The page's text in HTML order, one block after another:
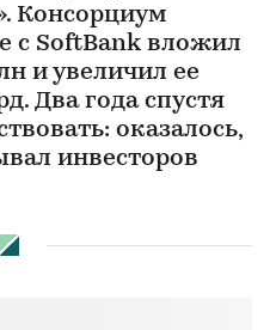
Консорциум
с SoftBank вложил
и увеличил ее
Два года спустя
оказалось,
инвесторов